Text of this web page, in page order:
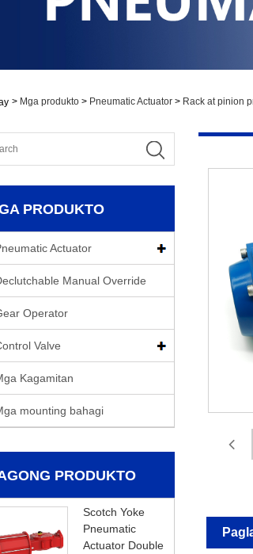
> Mga produkto > Pneumatic Actuator > Rack at pinion
PRODUKTO
Actuator
Manual Override
Operator
Valve
Kagamitan
mounting bahagi
PRODUKTO
Scotch Yoke
Pneumatic
Actuator Double